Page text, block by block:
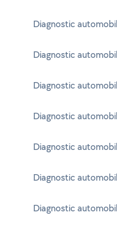
Diagnostic
Diagnostic
Diagnostic
Diagnostic
Diagnostic
Diagnostic
Diagnostic